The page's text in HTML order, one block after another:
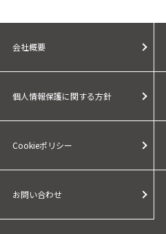
会社概要
個人情報保護に関する方針
Cookieポリシー
お問い合わせ